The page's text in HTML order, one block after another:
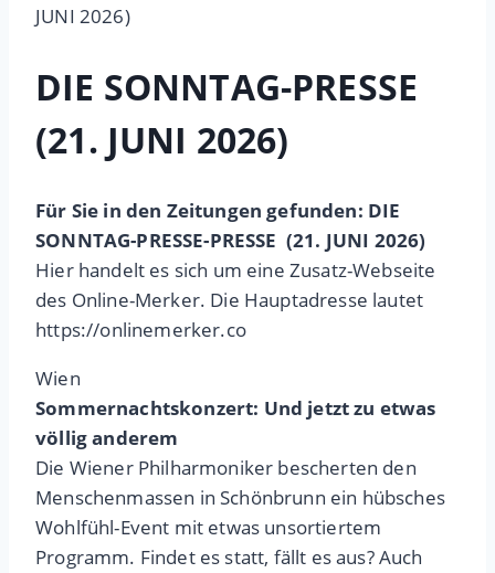
JUNI 2026)
DIE SONNTAG-PRESSE
(21. JUNI 2026)
Für Sie in den Zeitungen gefunden: DIE
SONNTAG-PRESSE-PRESSE (21. JUNI 2026)
Hier handelt es sich um eine Zusatz-Webseite
des Online-Merker. Die Hauptadresse lautet
https://onlinemerker.co
Wien
Sommernachtskonzert: Und jetzt zu etwas
völlig anderem
Die Wiener Philharmoniker bescherten den
Menschenmassen in Schönbrunn ein hübsches
Wohlfühl-Event mit etwas unsortiertem
Programm. Findet es statt, fällt es aus? Auch